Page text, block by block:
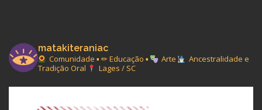
matakiteraniac
Comunidade ▪︎ ✏ Educação ▪︎ Arte
Ancestralidade e
Tradição Oral
Lages / SC